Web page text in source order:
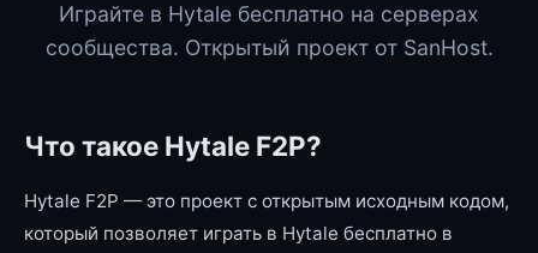
Играйте в Hytale бесплатно на серверах
сообщества. Открытый проект от SanHost.
Что такое Hytale F2P?
Hytale F2P — это проект с открытым исходным кодом,
который позволяет играть в Hytale бесплатно в